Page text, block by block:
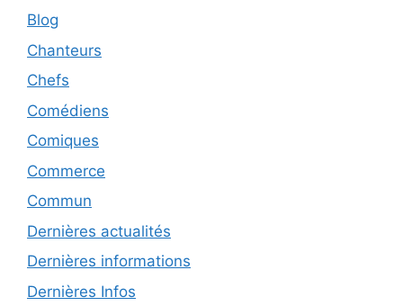
Blog
Chanteurs
Chefs
Comédiens
Comiques
Commerce
Commun
Dernières actualités
Dernières informations
Dernières Infos